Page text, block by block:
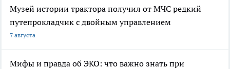
Музей истории трактора получил от МЧС редкий
путепрокладчик с двойным управлением
7 августа
Мифы и правда об ЭКО: что важно знать при